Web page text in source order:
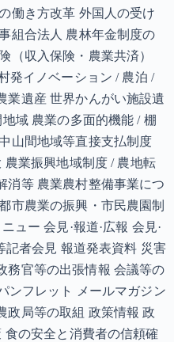
働き方改革 外国人の受け
組合法人 農林年金制度の
（収入保険・農業共済）
発イノベーション / 農泊 /
業遺産 世界かんがい施設遺
域 農業の多面的機能 / 棚
山間地域等直接支払制度
農業振興地域制度 / 農地転
消等 農業農村整備事業につ
市農業の振興・市民農園制
ュー 会見·報道·広報 会見·
記者会見 報道発表資料 災害
務官等の出張情報 会議等の
ンフレット メールマガジン
政局等の取組 政策情報 政
の安全と消費者の信頼確